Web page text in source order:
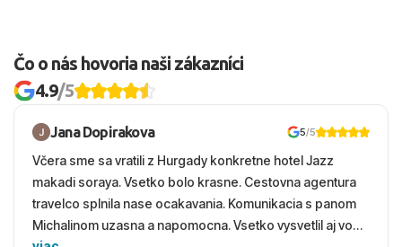
Čo o nás hovoria naši zákazníci
4.9/5
Jana Dopirakova 5/5
Včera sme sa vratili z Hurgady konkretne hotel Jazz
makadi soraya. Vsetko bolo krasne. Cestovna agentura
travelco splnila nase ocakavania. Komunikacia s panom
Michalinom uzasna a napomocna. Vsetko vysvetlil aj vo